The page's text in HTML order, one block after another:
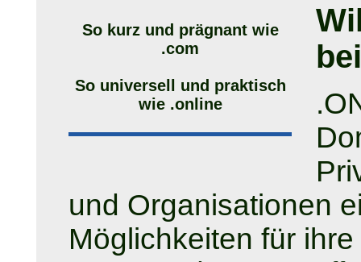
So kurz und prägnant wie
.com
So universell und praktisch
wie .online
und Organisationen
Möglichkeiten für